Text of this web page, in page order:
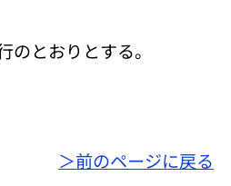
とおりとする。
＞前のページに戻る